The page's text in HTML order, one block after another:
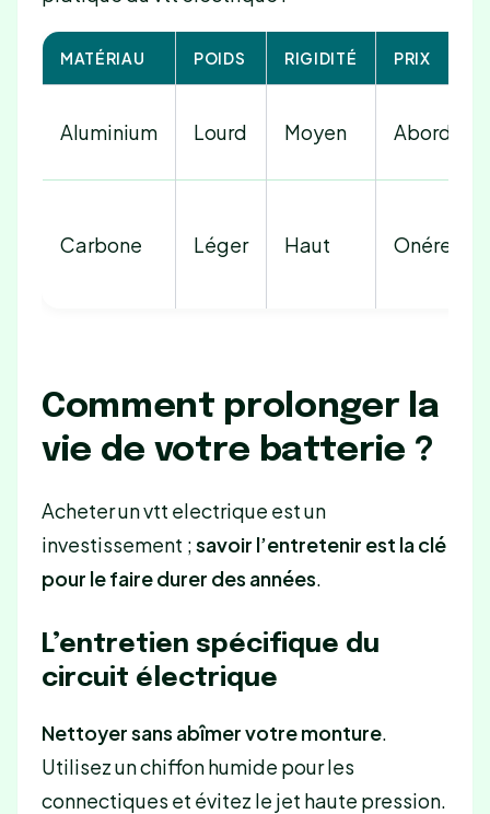
MATÉRIAU POIDS RIGIDITÉ PRIX
Aluminium Lourd Moyen
Carbone Léger Haut Onéreux
Comment prolonger la
vie de votre batterie ?
Acheter un vtt electrique est un
investissement ;savoir l’entretenir est la clé
pour le faire durer des années.
L’entretien spécifique du
circuit électrique
Nettoyer sans abîmer votre monture.
Utilisez un chiffon humide pour les
connectiques et évitez le jet haute pression.